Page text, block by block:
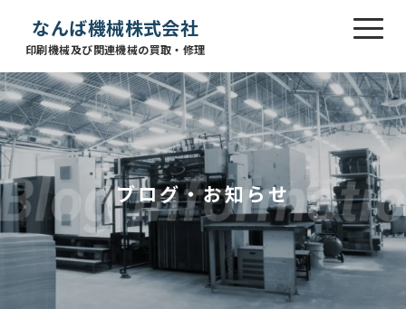
なんば機械株式会社
印刷機械及び関連機械の買取・修理
ブログ・お知らせ